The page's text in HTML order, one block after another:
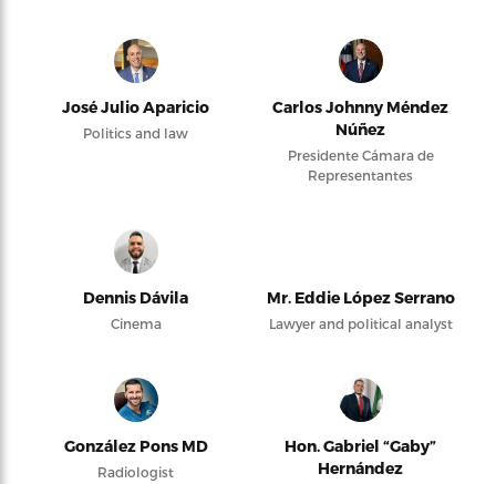
José Julio Aparicio
Politics and law
Carlos Johnny Méndez
Núñez
Presidente Cámara de
Representantes
Dennis Dávila
Cinema
Mr. Eddie López Serrano
Lawyer and political analyst
González Pons MD
Radiologist
Hon. Gabriel “Gaby”
Hernández